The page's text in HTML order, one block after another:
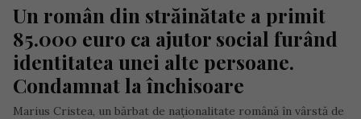
Un român din străinătate a primit
85.000 euro ca ajutor social furând
identitatea unei alte persoane.
Condamnat la închisoare
Marius Cristea, un bărbat de naționalitate română în vârstă de